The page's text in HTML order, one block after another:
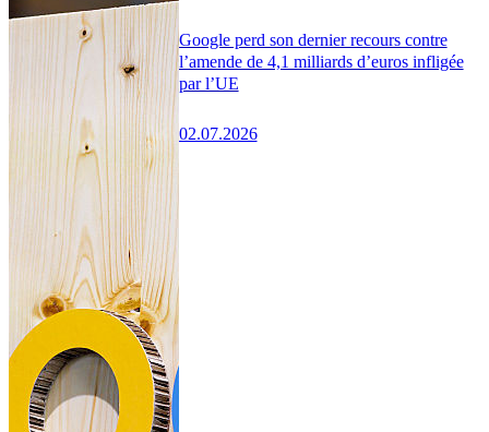
Google perd son dernier recours contre
l’amende de 4,1 milliards d’euros infligée
par l’UE
02.07.2026